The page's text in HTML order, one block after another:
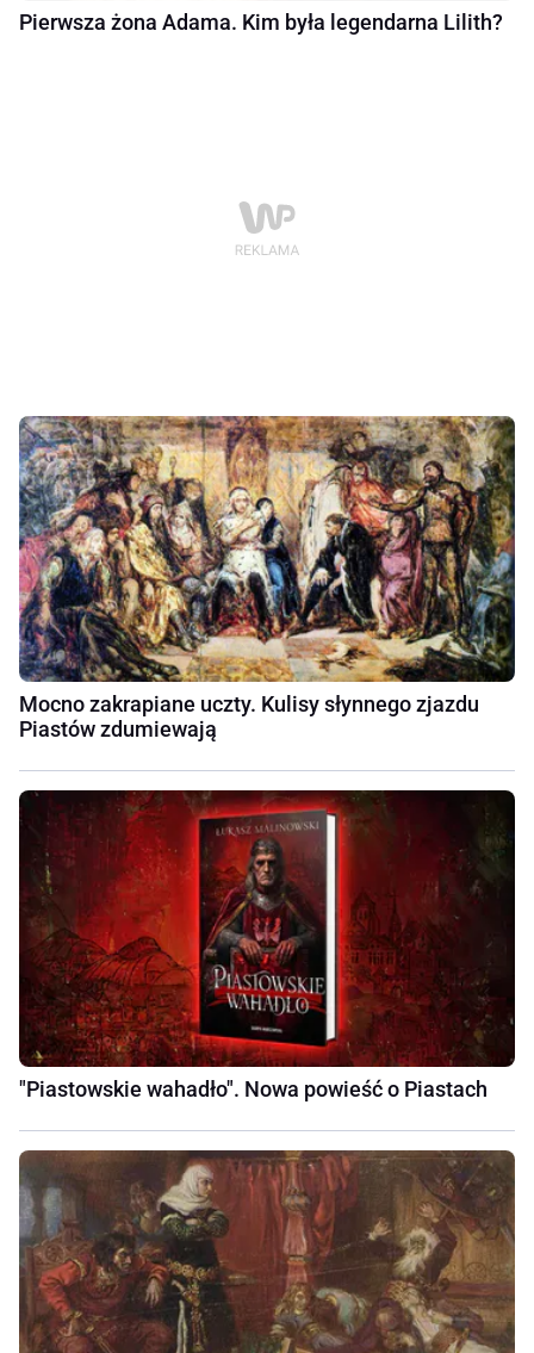
Pierwsza żona Adama. Kim była legendarna Lilith?
Mocno zakrapiane uczty. Kulisy słynnego zjazdu
Piastów zdumiewają
"Piastowskie wahadło". Nowa powieść o Piastach